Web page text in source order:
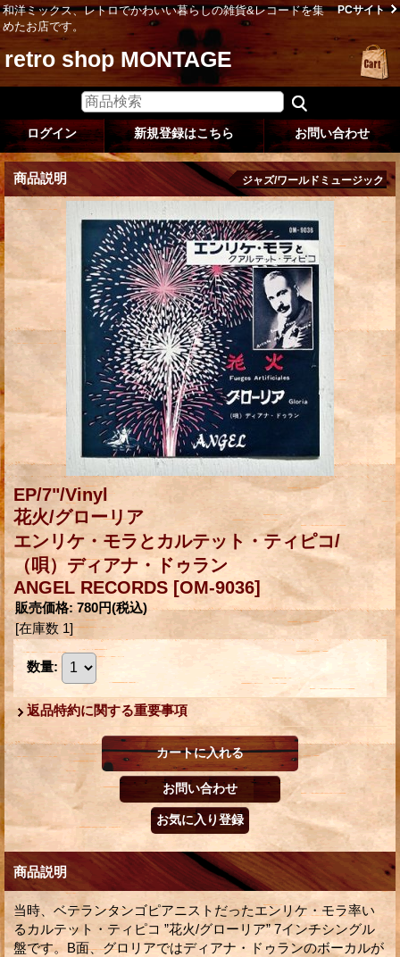
和洋ミックス、レトロでかわいい暮らしの雑貨&レコードを集
めたお店です。
PCサイト
retro shop MONTAGE
ログイン 新規登録はこちら お問い合わせ
商品説明 ジャズ/ワールドミュージック
EP/7"/Vinyl
花火/グローリア
エンリケ・モラとカルテット・ティピコ/
（唄）ディアナ・ドゥラン
ANGEL RECORDS [OM-9036]
販売価格: 780円(税込)
[在庫数 1]
数量:
返品特約に関する重要事項
商品説明
当時、ベテランタンゴピアニストだったエンリケ・モラ率い
るカルテット・ティピコ ”花火/グローリア” 7インチシングル
盤です。B面、グロリアではディアナ・ドゥランのボーカルが